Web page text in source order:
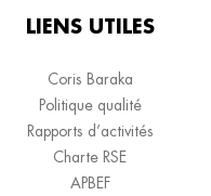
LIENS UTILES
Coris Baraka
Politique qualité
Rapports d’activités
Charte RSE
APBEF